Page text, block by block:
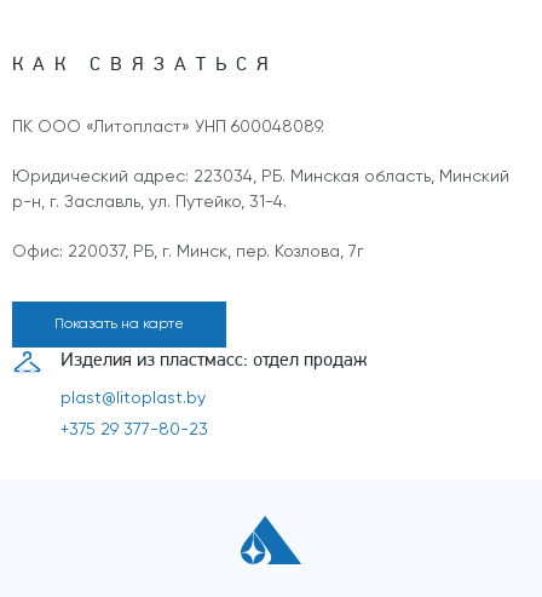
КАК СВЯЗАТЬСЯ
ПК ООО «Литопласт» УНП 600048089.
Юридический адрес: 223034, РБ. Минская область, Минский
р-н, г. Заславль, ул. Путейко, 31-4.
Офис: 220037, РБ, г. Минск, пер. Козлова, 7г
Показать на карте
Изделия из пластмасс: отдел продаж
plast@litoplast.by
+375 29 377-80-23